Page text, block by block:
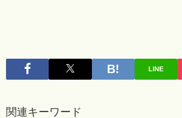
LINE
関連キーワード